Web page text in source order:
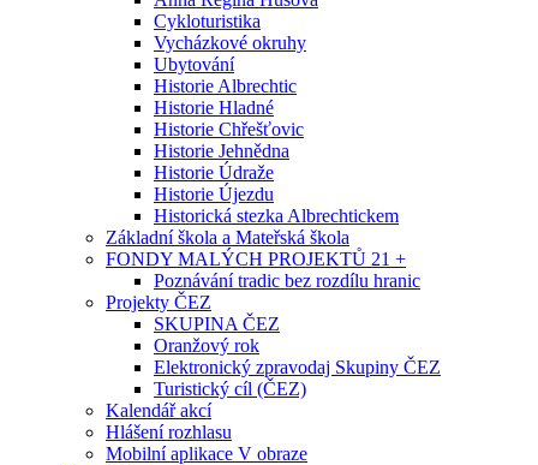
Cykloturistika
Vycházkové okruhy
Ubytování
Historie Albrechtic
Historie Hladné
Historie Chřešťovic
Historie Jehnědna
Historie Údraže
Historie Újezdu
Historická stezka Albrechtickem
Základní škola a Mateřská škola
FONDY MALÝCH PROJEKTŮ 21 +
Poznávání tradic bez rozdílu hranic
Projekty ČEZ
SKUPINA ČEZ
Oranžový rok
Elektronický zpravodaj Skupiny ČEZ
Turistický cíl (ČEZ)
Kalendář akcí
Hlášení rozhlasu
Mobilní aplikace V obraze